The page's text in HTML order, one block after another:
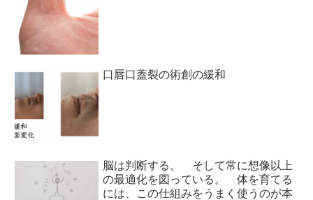
口唇口蓋裂の術創の緩和
脳は判断する。 そして常に想像以上
の最適化を図っている。 体を育てる
には、この仕組みをうまく使うのが本